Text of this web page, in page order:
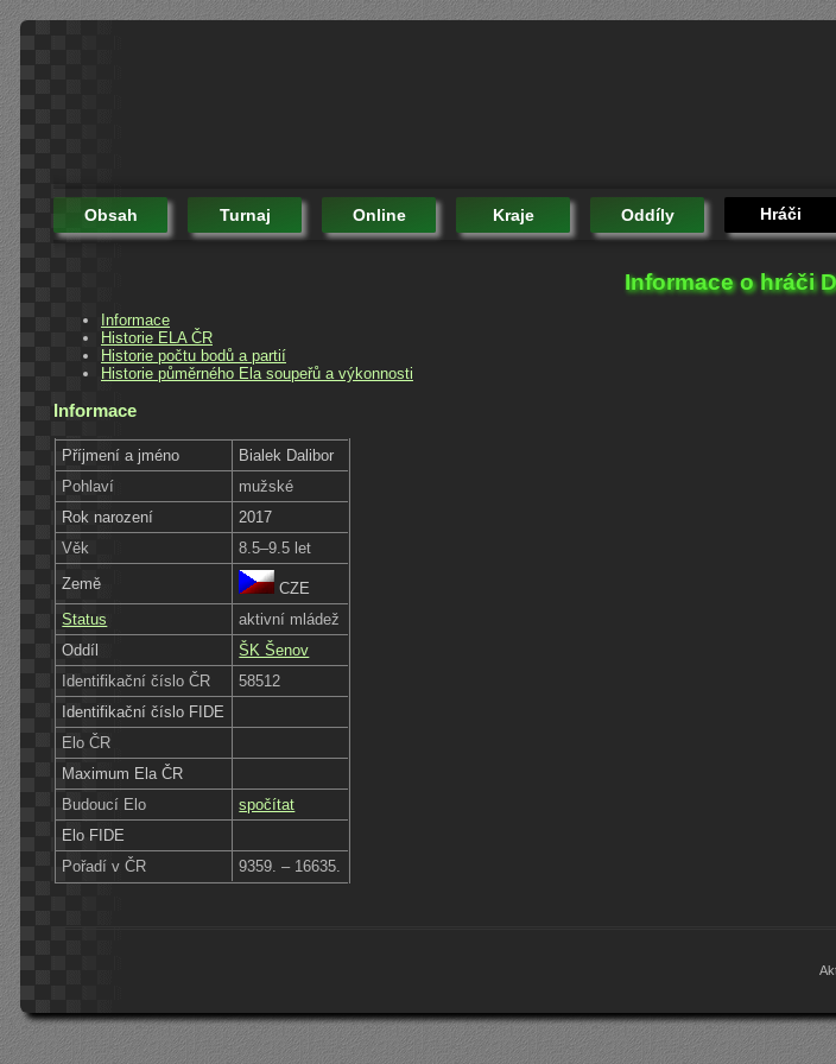
Obsah Turnaj Online Kraje Oddíly Hráči
Informace o hráči
Informace
Historie ELA ČR
Historie počtu bodů a partií
Historie půměrného Ela soupeřů a výkonnosti
Informace
Příjmení a jméno
Bialek Dalibor
Pohlaví
mužské
Rok narození
2017
Věk
8.5–9.5 let
Země
CZE
Status
aktivní mládež
Oddíl
ŠK Šenov
Identifikační číslo ČR
58512
Identifikační číslo FIDE
Elo ČR
Maximum Ela ČR
Budoucí Elo
spočítat
Elo FIDE
Pořadí v ČR
9359. – 16635.